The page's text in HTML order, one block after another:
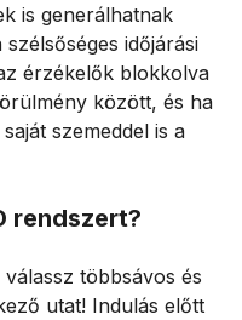
is generálhatnak
időjárási
érzékelők blokkolva
között, és ha
szemeddel is a
rendszert?
többsávos és
utat! Indulás előtt